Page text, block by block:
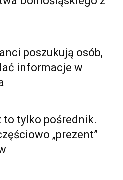
poszukują osób,
informacje w
to tylko pośrednik.
„prezent”